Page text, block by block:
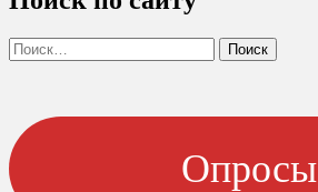
Найти:
Опросы